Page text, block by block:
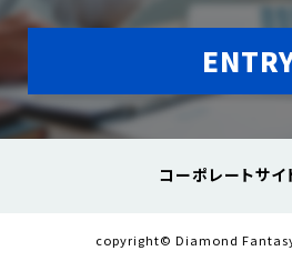
コーポレートサイ
copyright© Diamond